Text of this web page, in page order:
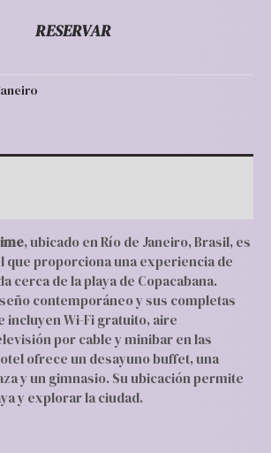
RESERVAR
, ubicado en Río de Janeiro, Brasil, es
que proporciona una experiencia de
cerca de la playa de Copacabana.
contemporáneo y sus completas
incluyen Wi-Fi gratuito, aire
por cable y minibar en las
ofrece un desayuno buffet, una
y un gimnasio. Su ubicación permite
y explorar la ciudad.